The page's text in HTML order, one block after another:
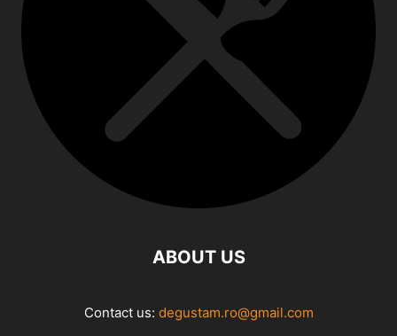
ABOUT US
Contact us: degustam.ro@gmail.com